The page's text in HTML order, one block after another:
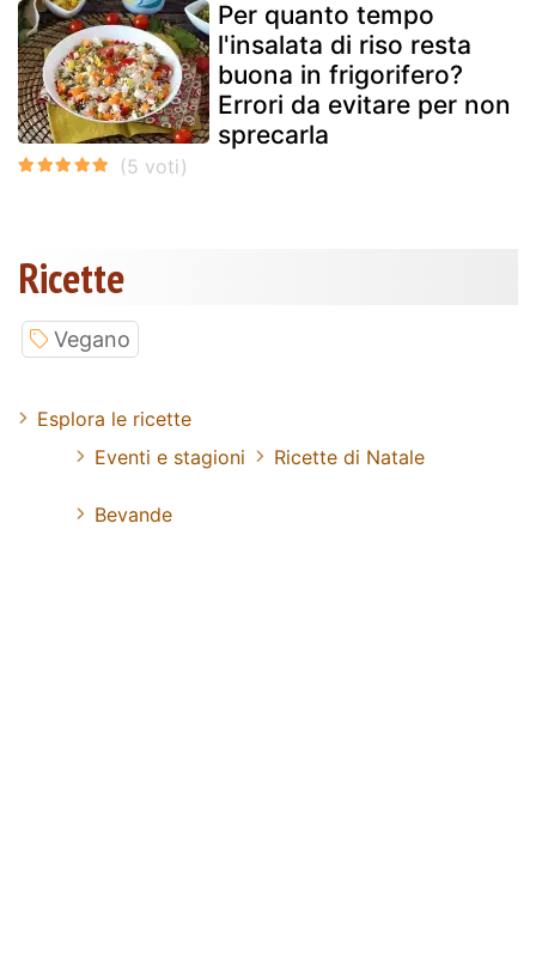
Per quanto tempo
l'insalata di riso resta
buona in frigorifero?
Errori da evitare per non
sprecarla
Ricette
Vegano
Esplora le ricette
Eventi e stagioni
Ricette di Natale
Bevande